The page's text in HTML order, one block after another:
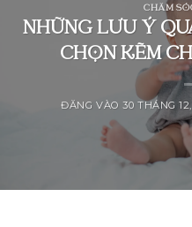
CHĂM
NHỮNG LƯU Ý
CHỌN KẼM
ĐĂNG VÀO30 THÁNG